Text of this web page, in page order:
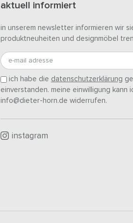
aktuell informiert
in unserem newsletter informieren wir
produktneuheiten und designmöbel
e-mail adresse
ich habe die datenschutzerklärung
einverstanden. meine einwilligung kann
info@dieter-horn.de widerrufen.
instagram